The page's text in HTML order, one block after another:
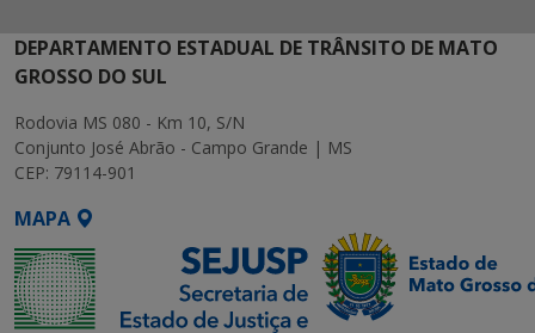
DEPARTAMENTO ESTADUAL DE TRÂNSITO DE MATO
GROSSO DO SUL
Rodovia MS 080 - Km 10, S/N
Conjunto José Abrão - Campo Grande | MS
CEP: 79114-901
MAPA